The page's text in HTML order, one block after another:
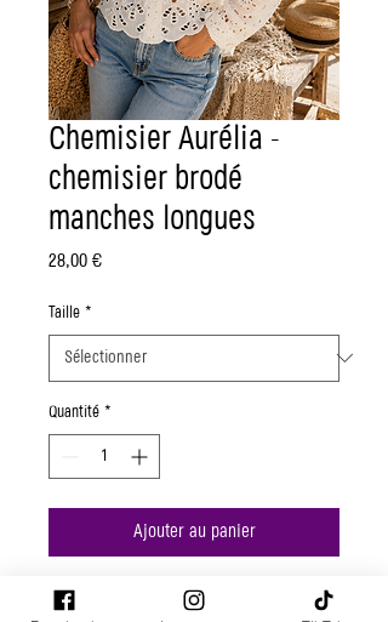
Chemisier Aurélia -
chemisier brodé
manches longues
28,00 €Prix
Taille *
Quantité *
Ajouter au panier
Chemisier Aurélia - chemisier brodé